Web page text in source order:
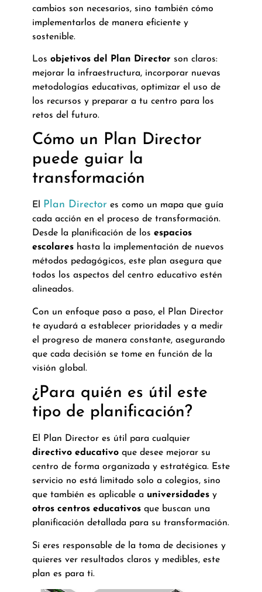
cambios son necesarios, sino también cómo
implementarlos de manera eficiente y
sostenible.
Los objetivos del Plan Director son claros:
mejorar la infraestructura, incorporar nuevas
metodologías educativas, optimizar el uso de
los recursos y preparar a tu centro para los
retos del futuro.
Cómo un Plan Director
puede guiar la
transformación
El Plan Director es como un mapa que guía
cada acción en el proceso de transformación.
Desde la planificación de los espacios
escolares hasta la implementación de nuevos
métodos pedagógicos, este plan asegura que
todos los aspectos del centro educativo estén
alineados.
Con un enfoque paso a paso, el Plan Director
te ayudará a establecer prioridades y a medir
el progreso de manera constante, asegurando
que cada decisión se tome en función de la
visión global.
¿Para quién es útil este
tipo de planificación?
El Plan Director es útil para cualquier
directivo educativo que desee mejorar su
centro de forma organizada y estratégica. Este
servicio no está limitado solo a colegios, sino
que también es aplicable a universidades y
otros centros educativos que buscan una
planificación detallada para su transformación.
Si eres responsable de la toma de decisiones y
quieres ver resultados claros y medibles, este
plan es para ti.